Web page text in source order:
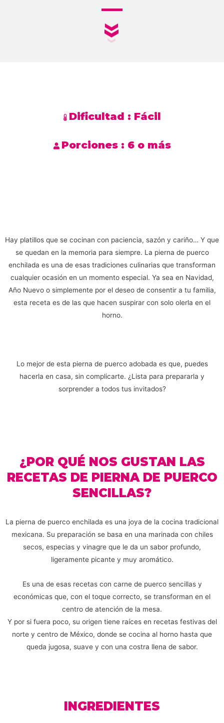
Dificultad : Fácil
Porciones : 6 o más
Hay platillos que se cocinan con paciencia, sazón y cariño… Y que
se quedan en la memoria para siempre. La pierna de puerco
enchilada es una de esas tradiciones culinarias que transforman
cualquier ocasión en un momento especial. Ya sea en Navidad,
Año Nuevo o simplemente por el deseo de consentir a tu familia,
esta receta es de las que hacen suspirar con solo olerla en el
horno.
Lo mejor de esta pierna de puerco adobada es que, puedes
hacerla en casa, sin complicarte. ¿Lista para prepararla y
sorprender a todos tus invitados?
¿POR QUÉ NOS GUSTAN LAS
RECETAS DE PIERNA DE PUERCO
SENCILLAS?
La pierna de puerco enchilada es una joya de la cocina tradicional
mexicana. Su preparación se basa en una marinada con chiles
secos, especias y vinagre que le da un sabor profundo,
ligeramente picante y muy aromático.
Es una de esas recetas con carne de puerco sencillas y
económicas que, con el toque correcto, se transforman en el
centro de atención de la mesa.
Y por si fuera poco, su origen tiene raíces en recetas festivas del
norte y centro de México, donde se cocina al horno hasta que
queda jugosa, suave y con una costra llena de sabor.
INGREDIENTES